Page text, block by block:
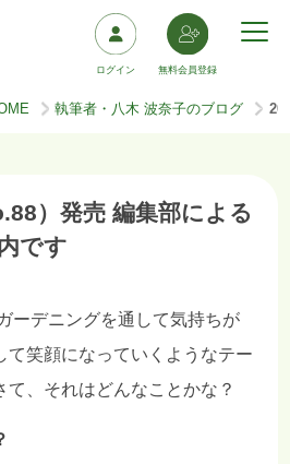
ログイン 無料会員登録
> 執筆者・八木 波奈子のブログ >
）発売 編集部による
です
ーデニングを通して気持ちが
て笑顔になっていくようなテー
て、それはどんなことかな？